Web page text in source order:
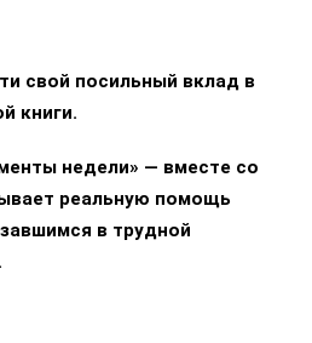
свой посильный вклад в
книги.
недели» — вместе со
реальную помощь
в трудной